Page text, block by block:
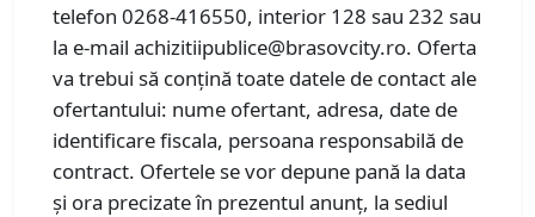
telefon 0268-416550, interior 128 sau 232 sau
la e-mail achizitiipublice@brasovcity.ro. Oferta
va trebui să conțină toate datele de contact ale
ofertantului: nume ofertant, adresa, date de
identificare fiscala, persoana responsabilă de
contract. Ofertele se vor depune pană la data
și ora precizate în prezentul anunț, la sediul